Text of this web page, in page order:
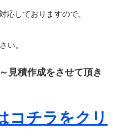
応しておりますので、
い。
見積作成をさせて頂き
コチラをクリ